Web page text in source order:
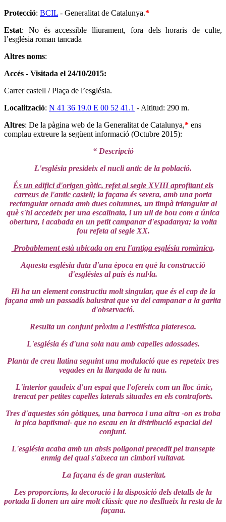
Protecció: BCIL - Generalitat de Catalunya.*
Estat: No és accessible lliurament, fora dels horaris de culte,
l’església roman tancada
Altres noms:
Accés - Visitada el 24/10/2015:
Carrer castell / Plaça de l’església.
Localització: N 41 36 19.0 E 00 52 41.1 - Altitud: 290 m.
Altres: De la pàgina web de la Generalitat de Catalunya,* ens
complau extreure la següent informació (Octubre 2015):
“ Descripció
L'església presideix el nucli antic de la població.
És un edifici d'origen gòtic, refet al segle XVIII aprofitant els
carreus de l'antic castell; la façana és severa, amb una porta
rectangular ornada amb dues columnes, un timpà triangular al
què s'hi accedeix per una escalinata, i un ull de bou com a única
obertura, i acabada en un petit campanar d'espadanya; la volta
fou refeta al segle XX.
Probablement està ubicada on era l'antiga església romànica.
Aquesta església data d'una època en què la construcció
d'esglésies al país és nul·la.
Hi ha un element constructiu molt singular, que és el cap de la
façana amb un passadís balustrat que va del campanar a la garita
d'observació.
Resulta un conjunt pròxim a l'estilística plateresca.
L'església és d'una sola nau amb capelles adossades.
Planta de creu llatina seguint una modulació que es repeteix tres
vegades en la llargada de la nau.
L'interior gaudeix d'un espai que l'ofereix com un lloc únic,
trencat per petites capelles laterals situades en els contraforts.
Tres d'aquestes són gòtiques, una barroca i una altra -on es troba
la pica baptismal- que no escau en la distribució espacial del
conjunt.
L'església acaba amb un absis poligonal precedit pel transepte
enmig del qual s'aixeca un cimbori vuitavat.
La façana és de gran austeritat.
Les proporcions, la decoració i la disposició dels detalls de la
portada li donen un aire molt clàssic que no desllueix la resta de la
façana.